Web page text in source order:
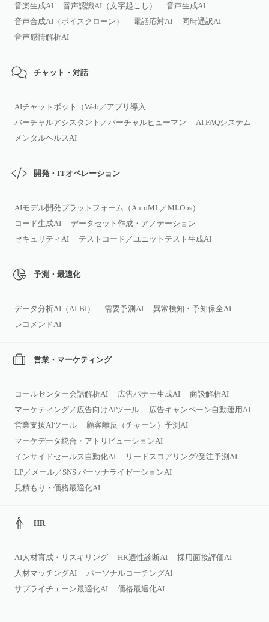
音楽生成AI 音声認識AI（文字起こし）
音声生成AI
音声合成AI（ボイスクローン）
電話応対AI
同時通訳AI
音声感情解析AI
チャット・対話
AIチャットボット（Web／アプリ導入
バーチャルアシスタント／バーチャルヒューマン
AI FAQシステム
メンタルヘルスAI
開発・ITオペレーション
AIモデル開発プラットフォーム（AutoML／MLOps）
コード生成AI
データセット作成・アノテーション
セキュリティAI
テストコード／ユニットテスト生成AI
予測・最適化
データ分析AI（AI‑BI） 需要予測AI
異常検知・予知保全AI
レコメンドAI
営業・マーケティング
コールセンター会話解析AI 広告バナー生成AI
商談解析AI
マーケティング／広告向けAIツール
広告キャンペーン自動運用AI
営業支援AIツール
顧客離反（チャーン）予測AI
マーケデータ統合・アトリビューションAI
インサイドセールス自動化AI
リードスコアリング/受注予測AI
LP／メール／SNS パーソナライゼーションAI
見積もり・価格最適化AI
HR
AI人材育成・リスキリング HR適性診断AI
採用面接評価AI
人材マッチングAI
パーソナルコーチングAI
サプライチェーン最適化AI
価格最適化AI